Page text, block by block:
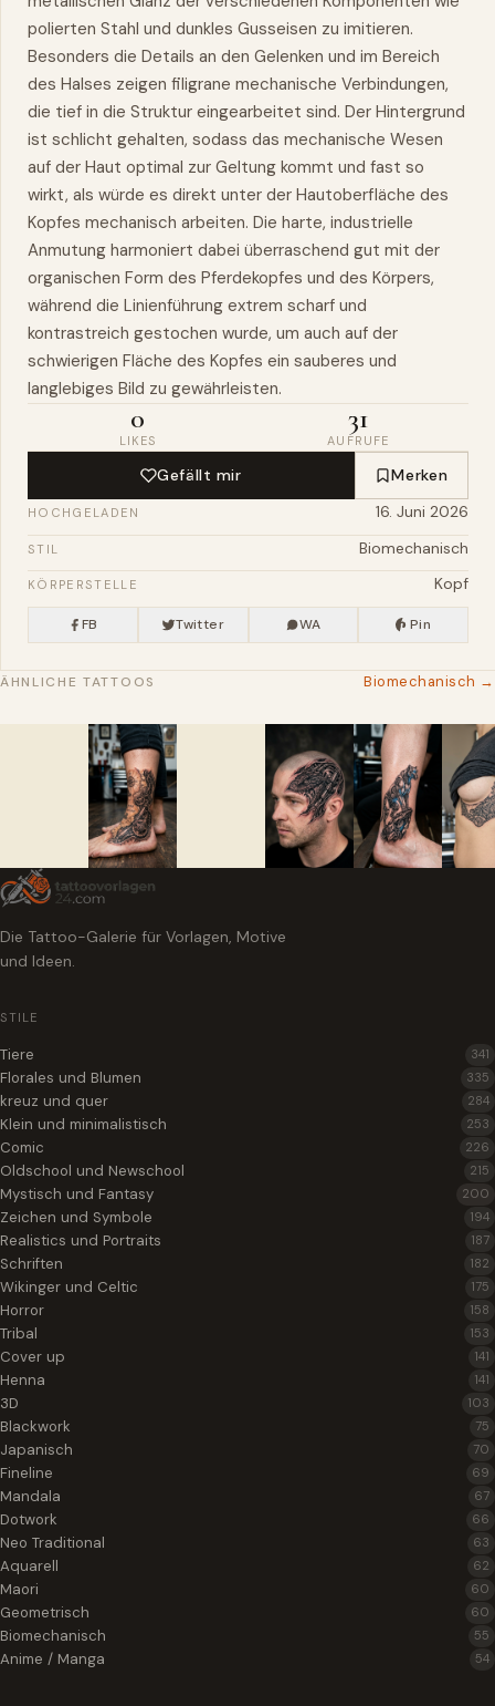
polierten Stahl und dunkles Gusseisen zu imitieren.
Besonders die Details an den Gelenken und im Bereich
des Halses zeigen filigrane mechanische Verbindungen,
die tief in die Struktur eingearbeitet sind. Der Hintergrund
ist schlicht gehalten, sodass das mechanische Wesen
auf der Haut optimal zur Geltung kommt und fast so
wirkt, als würde es direkt unter der Hautoberfläche des
Kopfes mechanisch arbeiten. Die harte, industrielle
Anmutung harmoniert dabei überraschend gut mit der
organischen Form des Pferdekopfes und des Körpers,
während die Linienführung extrem scharf und
kontrastreich gestochen wurde, um auch auf der
schwierigen Fläche des Kopfes ein sauberes und
langlebiges Bild zu gewährleisten.
0
LIKES
31
AUFRUFE
Gefällt mir Merken
HOCHGELADEN 16. Juni 2026
STIL Biomechanisch
KÖRPERSTELLE Kopf
FB Twitter WA Pin
ÄHNLICHE TATTOOS Biomechanisch →
Die Tattoo-Galerie für Vorlagen, Motive
und Ideen.
STILE
Tiere 341
Florales und Blumen 335
kreuz und quer 284
Klein und minimalistisch 253
Comic 226
Oldschool und Newschool 215
Mystisch und Fantasy 200
Zeichen und Symbole 194
Realistics und Portraits 187
Schriften 182
Wikinger und Celtic 175
Horror 158
Tribal 153
Cover up 141
Henna 141
3D 103
Blackwork 75
Japanisch 70
Fineline 69
Mandala 67
Dotwork 66
Neo Traditional 63
Aquarell 62
Maori 60
Geometrisch 60
Biomechanisch 55
Anime / Manga 54